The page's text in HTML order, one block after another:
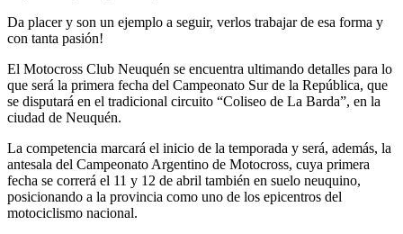
Da placer y son un ejemplo a seguir, verlos trabajar de esa forma y
con tanta pasión!
El Motocross Club Neuquén se encuentra ultimando detalles para lo
que será la primera fecha del Campeonato Sur de la República, que
se disputará en el tradicional circuito “Coliseo de La Barda”, en la
ciudad de Neuquén.
La competencia marcará el inicio de la temporada y será, además, la
antesala del Campeonato Argentino de Motocross, cuya primera
fecha se correrá el 11 y 12 de abril también en suelo neuquino,
posicionando a la provincia como uno de los epicentros del
motociclismo nacional.